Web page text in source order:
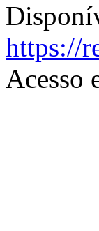
https://
Acesso